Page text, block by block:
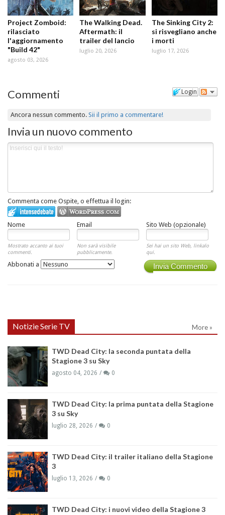
Project Zomboid:
rilasciato
l'aggiornamento
"Build 42"
agosto 03, 2026
The Walking Dead.
Aftermath: il
trailer del lancio
luglio 20, 2026
The Sinking City 2:
si risvegliano anche
i morti
luglio 17, 2026
Login
Commenti
Ancora nessun commento.Sii il primo a commentare!
Invia un nuovo commento
Commenta come Ospite, o effettua il login:
Nome Email Sito Web (opzionale)
Mostrato accanto ai tuoi
commenti.
Non sarà visibile
pubblicamente.
Sei hai un sito Web, linkalo
qui.
Invia Commento
Abbonati a
Notizie Serie TV More »
TWD Dead City: la seconda puntata della
Stagione 3 su Sky
agosto 04, 2026 0
TWD Dead City: la prima puntata della Stagione
3 su Sky
luglio 28, 2026 0
TWD Dead City: il trailer italiano della Stagione
3
luglio 13, 2026 0
TWD Dead City: i nuovi video della Stagione 3